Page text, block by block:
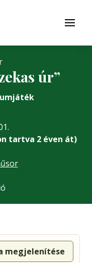
Menü
úr”
tartva 2 éven át)
megjelenítése